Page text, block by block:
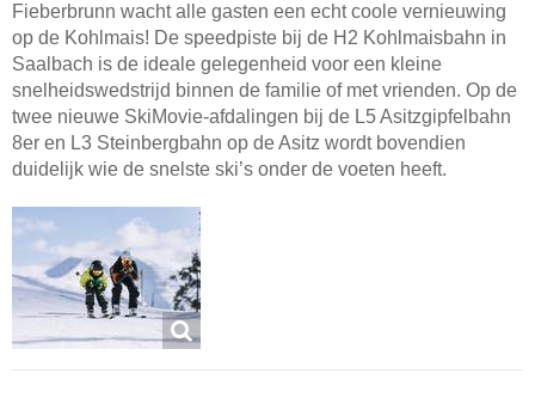
Fieberbrunn wacht alle gasten een echt coole vernieuwing
op de Kohlmais! De speedpiste bij de H2 Kohlmaisbahn in
Saalbach is de ideale gelegenheid voor een kleine
snelheidswedstrijd binnen de familie of met vrienden. Op de
twee nieuwe SkiMovie-afdalingen bij de L5 Asitzgipfelbahn
8er en L3 Steinbergbahn op de Asitz wordt bovendien
duidelijk wie de snelste ski’s onder de voeten heeft.